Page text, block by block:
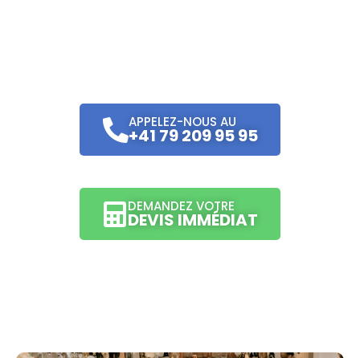
APPELEZ-NOUS AU
+41 79 209 95 95
DEMANDEZ VOTRE
DEVIS IMMÉDIAT